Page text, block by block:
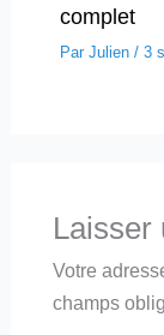
complet
Par Julien / 3
Laisser
Votre
champs